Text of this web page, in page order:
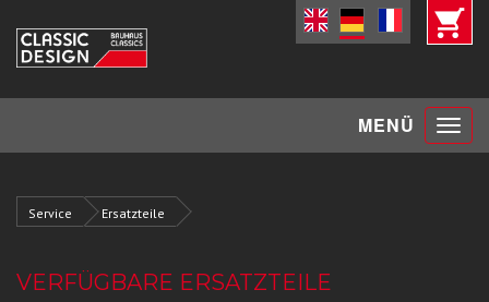
MENÜ Toggle
Service Ersatzteile
VERFÜGBARE ERSATZTEILE